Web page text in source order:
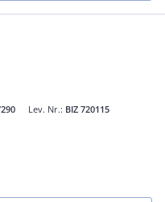
Lev. Nr.: BIZ 720115